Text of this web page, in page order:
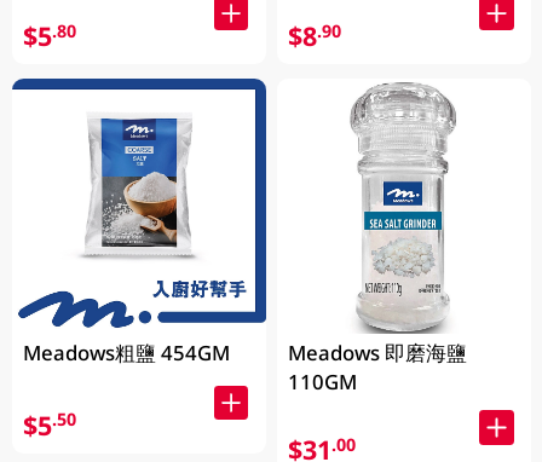
$5.80
Meadows粗鹽 454GM
$5.50
$8.90
Meadows 即磨海鹽
110GM
$31.00